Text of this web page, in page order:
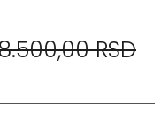
RSD